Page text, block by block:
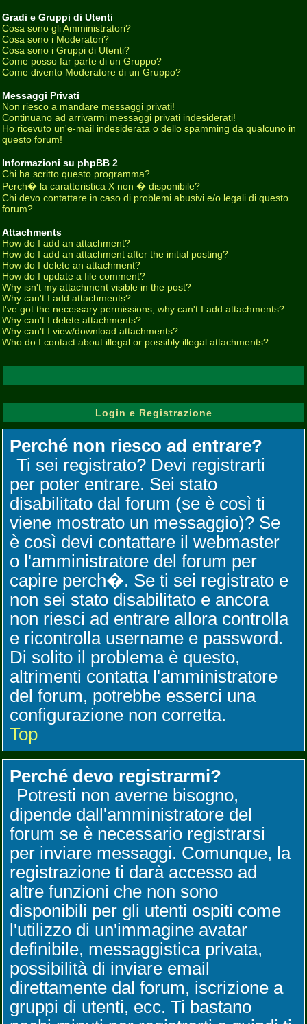
Gradi e Gruppi di Utenti
Cosa sono gli Amministratori?
Cosa sono i Moderatori?
Cosa sono i Gruppi di Utenti?
Come posso far parte di un Gruppo?
Come divento Moderatore di un Gruppo?
Messaggi Privati
Non riesco a mandare messaggi privati!
Continuano ad arrivarmi messaggi privati indesiderati!
Ho ricevuto un'e-mail indesiderata o dello spamming da qualcuno in
questo forum!
Informazioni su phpBB 2
Chi ha scritto questo programma?
Perch� la caratteristica X non � disponibile?
Chi devo contattare in caso di problemi abusivi e/o legali di questo
forum?
Attachments
How do I add an attachment?
How do I add an attachment after the initial posting?
How do I delete an attachment?
How do I update a file comment?
Why isn't my attachment visible in the post?
Why can't I add attachments?
I've got the necessary permissions, why can't I add attachments?
Why can't I delete attachments?
Why can't I view/download attachments?
Who do I contact about illegal or possibly illegal attachments?
Login e Registrazione
Perché non riesco ad entrare?
Ti sei registrato? Devi registrarti
per poter entrare. Sei stato
disabilitato dal forum (se è così ti
viene mostrato un messaggio)? Se
è così devi contattare il webmaster
o l'amministratore del forum per
capire perch�. Se ti sei registrato e
non sei stato disabilitato e ancora
non riesci ad entrare allora controlla
e ricontrolla username e password.
Di solito il problema è questo,
altrimenti contatta l'amministratore
del forum, potrebbe esserci una
configurazione non corretta.
Top
Perché devo registrarmi?
Potresti non averne bisogno,
dipende dall'amministratore del
forum se è necessario registrarsi
per inviare messaggi. Comunque, la
registrazione ti darà accesso ad
altre funzioni che non sono
disponibili per gli utenti ospiti come
l'utilizzo di un'immagine avatar
definibile, messaggistica privata,
possibilità di inviare email
direttamente dal forum, iscrizione a
gruppi di utenti, ecc. Ti bastano